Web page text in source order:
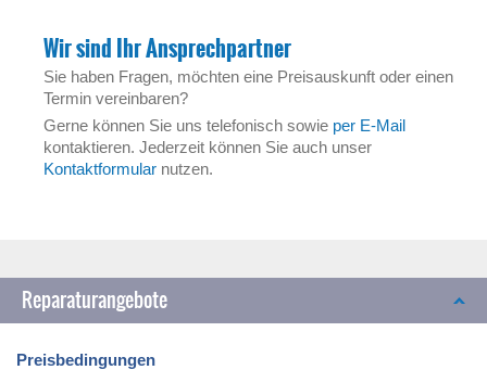
Wir sind Ihr Ansprechpartner
Sie haben Fragen, möchten eine Preisauskunft oder einen
Termin vereinbaren?
Gerne können Sie uns telefonisch sowie per E-Mail
kontaktieren. Jederzeit können Sie auch unser
Kontaktformular nutzen.
Reparaturangebote
Preisbedingungen